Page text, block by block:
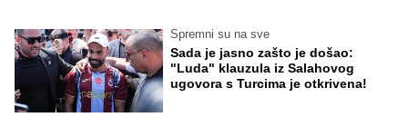
Spremni su na sve
Sada je jasno zašto je došao:
"Luda" klauzula iz Salahovog
ugovora s Turcima je otkrivena!